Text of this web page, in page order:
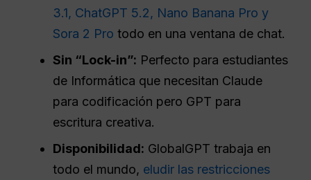
3.1, ChatGPT 5.2, Nano Banana Pro y
Sora 2 Pro todo en una ventana de chat.
Sin “Lock-in”: Perfecto para estudiantes
de Informática que necesitan Claude
para codificación pero GPT para
escritura creativa.
Disponibilidad: GlobalGPT trabaja en
todo el mundo, eludir las restricciones